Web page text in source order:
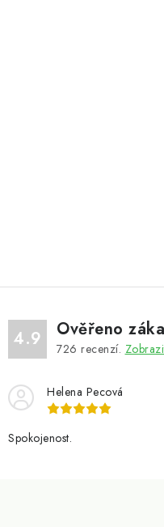
4.9 Ověřeno
726 recenzí.
Helena Pecová
Spokojenost.